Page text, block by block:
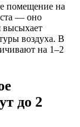
помещение на
— оно
высыхает
воздуха. В
на 1–2
до 2